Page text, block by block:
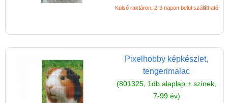
Külső raktáron, 2-3 napon belül szállítható
Pixelhobby képkészlet,
tengerimalac
(801325, 1db alaplap + színek,
7-99 év)